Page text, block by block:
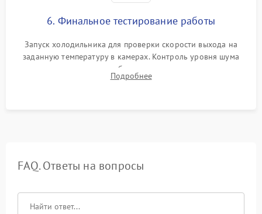
6. Финальное тестирование работы
Запуск холодильника для проверки скорости выхода на
заданную температуру в камерах. Контроль уровня шума
компрессора, отсутствия обмерзания стенок и корректного
срабатывания системы автоматической оттайки.
Подробнее
FAQ. Ответы на вопросы